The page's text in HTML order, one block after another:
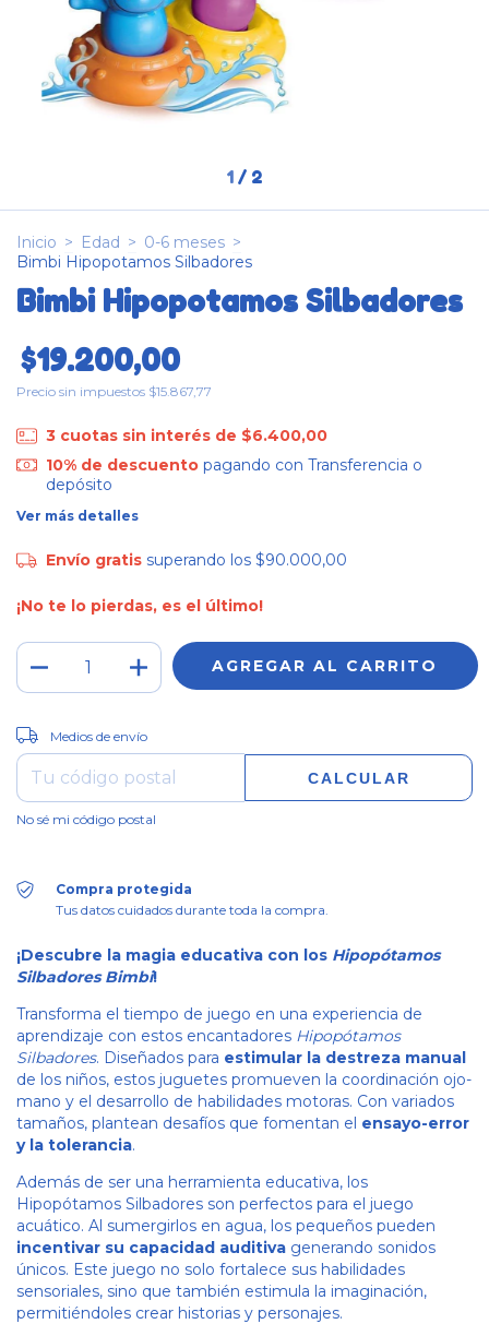
1 / 2
Inicio > Edad > 0-6 meses >
Bimbi Hipopotamos Silbadores
Bimbi Hipopotamos Silbadores
$19.200,00
Precio sin impuestos $15.867,77
3 cuotas sin interés de $6.400,00
10% de descuentopagando con Transferencia o
depósito
Ver más detalles
Envío gratis superando los $90.000,00
¡No te lo pierdas, es el último!
Entregas para el CP:
Medios de envío
CALCULAR
No sé mi código postal
Compra protegida
Tus datos cuidados durante toda la compra.
¡Descubre la magia educativa con los Hipopótamos
Silbadores Bimbi!
Transforma el tiempo de juego en una experiencia de
aprendizaje con estos encantadores Hipopótamos
Silbadores. Diseñados para estimular la destreza manual
de los niños, estos juguetes promueven la coordinación ojo-
mano y el desarrollo de habilidades motoras. Con variados
tamaños, plantean desafíos que fomentan el ensayo-error
y la tolerancia.
Además de ser una herramienta educativa, los
Hipopótamos Silbadores son perfectos para el juego
acuático. Al sumergirlos en agua, los pequeños pueden
incentivar su capacidad auditiva generando sonidos
únicos. Este juego no solo fortalece sus habilidades
sensoriales, sino que también estimula la imaginación,
permitiéndoles crear historias y personajes.